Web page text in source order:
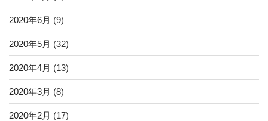
2020年6月 (9)
2020年5月 (32)
2020年4月 (13)
2020年3月 (8)
2020年2月 (17)